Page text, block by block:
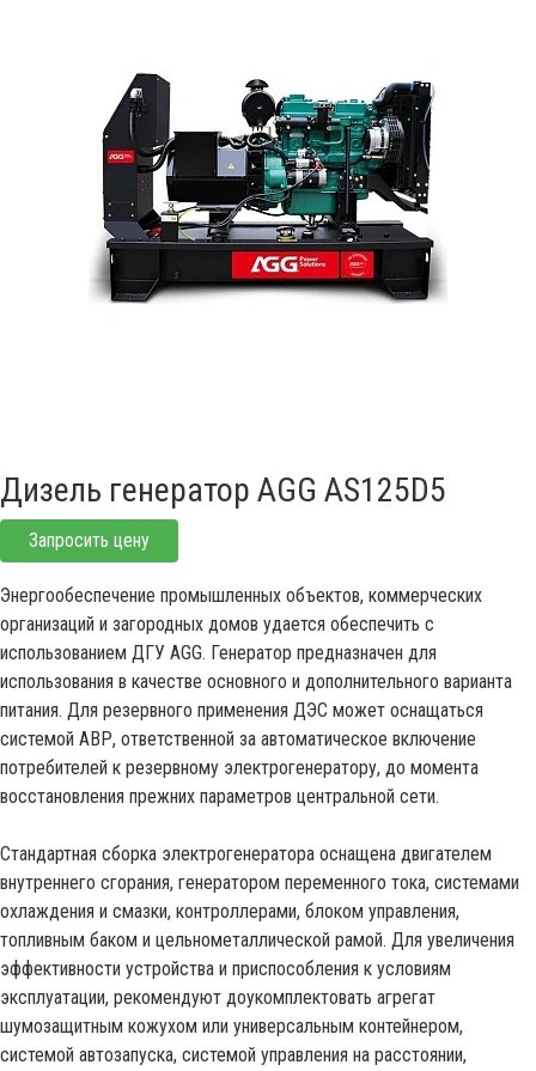
Дизель генератор AGG AS125D5
Запросить цену
Энергообеспечение промышленных объектов, коммерческих
организаций и загородных домов удается обеспечить с
использованием ДГУ AGG. Генератор предназначен для
использования в качестве основного и дополнительного варианта
питания. Для резервного применения ДЭС может оснащаться
системой АВР, ответственной за автоматическое включение
потребителей к резервному электрогенератору, до момента
восстановления прежних параметров центральной сети.
Стандартная сборка электрогенератора оснащена двигателем
внутреннего сгорания, генератором переменного тока, системами
охлаждения и смазки, контроллерами, блоком управления,
топливным баком и цельнометаллической рамой. Для увеличения
эффективности устройства и приспособления к условиям
эксплуатации, рекомендуют доукомплектовать агрегат
шумозащитным кожухом или универсальным контейнером,
системой автозапуска, системой управления на расстоянии,